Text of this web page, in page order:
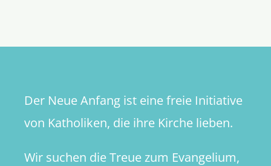
Der Neue Anfang ist eine freie Initiative
von Katholiken, die ihre Kirche lieben.
Wir suchen die Treue zum Evangelium,